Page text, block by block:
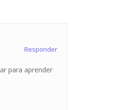
Responder
para aprender